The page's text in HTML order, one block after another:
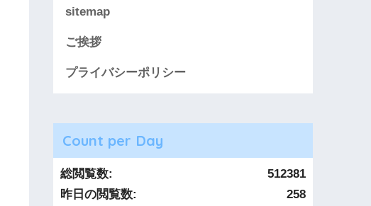
sitemap
ご挨拶
プライバシーポリシー
Count per Day
512381
総閲覧数:
258
昨日の閲覧数: